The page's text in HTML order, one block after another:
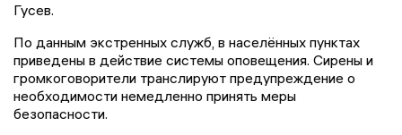
Гусев.
По данным экстренных служб, в населённых пунктах
приведены в действие системы оповещения. Сирены и
громкоговорители транслируют предупреждение о
необходимости немедленно принять меры
безопасности.